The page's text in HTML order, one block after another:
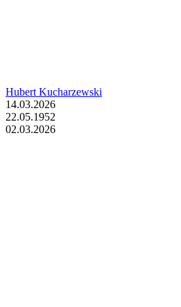
Hubert Kucharzewski
14.03.2026
22.05.1952
02.03.2026